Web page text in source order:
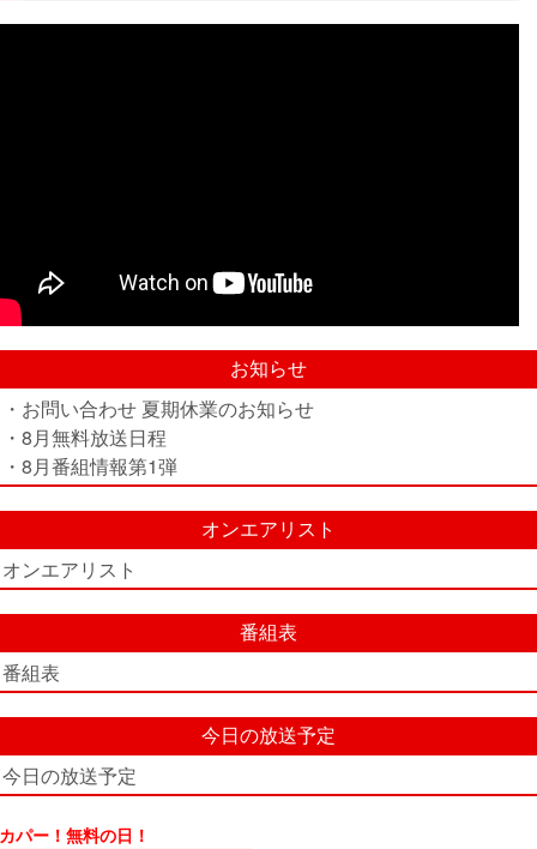
お知らせ
・お問い合わせ 夏期休業のお知らせ
・8月無料放送日程
・8月番組情報第1弾
オンエアリスト
オンエアリスト
番組表
番組表
今日の放送予定
今日の放送予定
パー！無料の日！